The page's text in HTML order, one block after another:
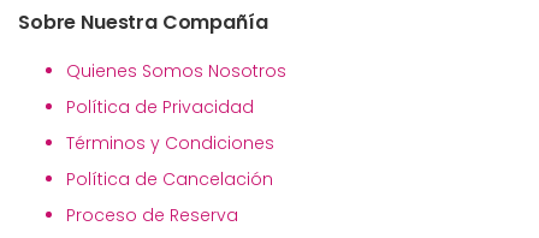
Sobre Nuestra Compañía
Quienes Somos Nosotros
Política de Privacidad
Términos y Condiciones
Política de Cancelación
Proceso de Reserva